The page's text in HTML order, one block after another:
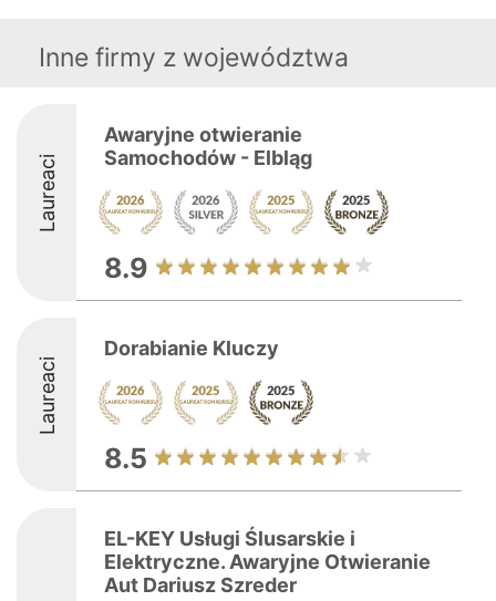
Inne firmy z województwa
Laureaci
Awaryjne otwieranie
Samochodów - Elbląg
8.9
Laureaci
Dorabianie Kluczy
8.5
EL-KEY Usługi Ślusarskie i
Elektryczne. Awaryjne Otwieranie
Aut Dariusz Szreder